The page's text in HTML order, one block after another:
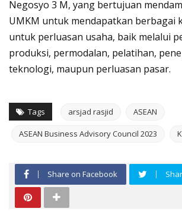
Negosyo 3 M, yang bertujuan
UMKM untuk mendapatkan berbagai
untuk perluasan usaha, baik melalui
produksi, permodalan, pelatihan,
teknologi, maupun perluasan pasar.
Tags arsjad rasjid ASEAN
ASEAN Business Advisory Council 2023
Share on Facebook